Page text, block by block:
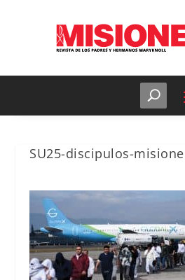
SU25-discipulos-